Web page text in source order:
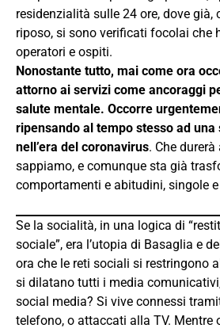
residenzialità sulle 24 ore, dove già,
riposo, si sono verificati focolai che
operatori e ospiti.
Nonostante tutto, mai come ora
attorno ai servizi come ancoraggi
salute mentale. Occorre
ripensando al tempo stesso ad
nell’era del coronavirus. Che durerà
sappiamo, e comunque sta già
comportamenti e abitudini, singole
Se la socialità, in una logica di
sociale”, era l’utopia di Basaglia e
ora che le reti sociali si restringono
si dilatano tutti i media
social media? Si vive connessi
telefono, o attaccati alla TV. Mentre